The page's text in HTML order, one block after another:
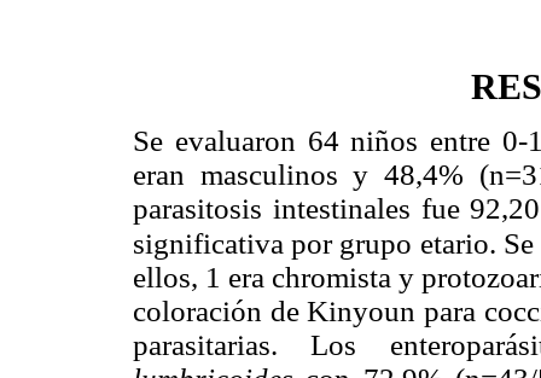
Se evaluaron 64 niños entre
eran masculinos y 48,4%
parasitosis intestinales fue
significativa por grupo etario.
ellos, 1 era chromista y
coloración de Kinyoun para
parasitarias. Los